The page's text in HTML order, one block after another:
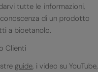
tutte le informazioni,
di un prodotto
a bioetanolo.
Clienti
guide, i video su YouTube,